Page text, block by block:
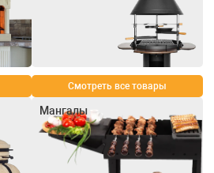
Смотреть все товары
Мангалы